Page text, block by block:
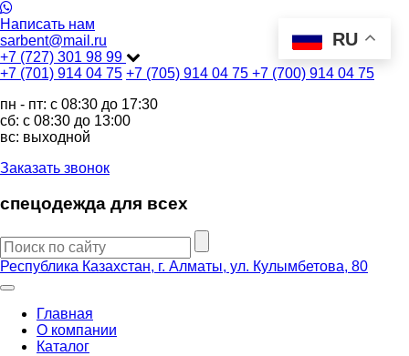
Написать нам
sarbent@mail.ru
+7 (727) 301 98 99
+7 (701) 914 04 75 +7 (705) 914 04 75 +7 (700) 914 04 75
пн - пт: c 08:30 до 17:30
сб: c 08:30 до 13:00
вс: выходной
Заказать звонок
спецодежда для всех
Республика Казахстан, г. Алматы, ул. Кулымбетова, 80
Главная
О компании
Каталог
RU